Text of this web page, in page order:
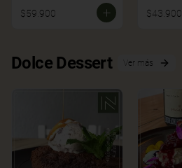
$59.900 $43.900
Dolce Dessert Ver más